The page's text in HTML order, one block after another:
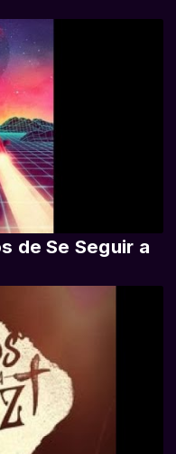
de Se Seguir a